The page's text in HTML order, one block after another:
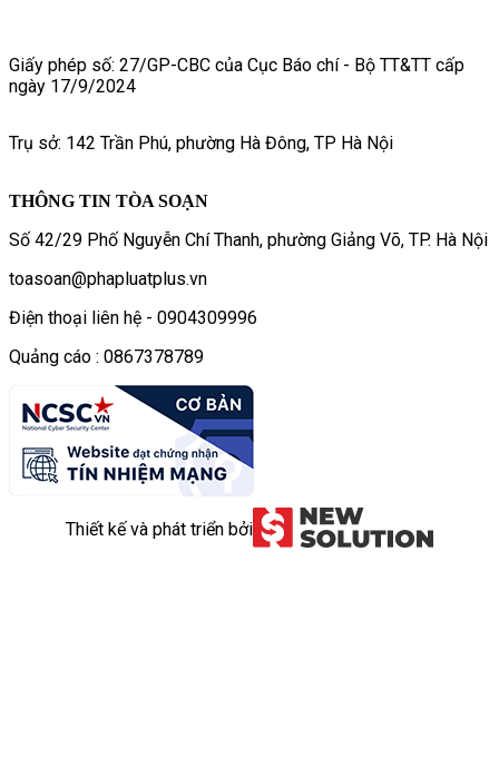
Giấy phép số: 27/GP-CBC của Cục Báo chí - Bộ TT&TT cấp
ngày 17/9/2024
Trụ sở: 142 Trần Phú, phường Hà Đông, TP Hà Nội
THÔNG TIN TÒA SOẠN
Số 42/29 Phố Nguyễn Chí Thanh, phường Giảng Võ, TP. Hà Nội
toasoan@phapluatplus.vn
Điện thoại liên hệ - 0904309996
Quảng cáo : 0867378789
Thiết kế và phát triển bởi